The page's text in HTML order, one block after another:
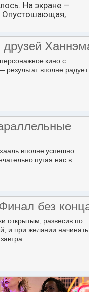
На экране —
Опустошающая,
кино с
вполне радует
вполне успешно
путая нас в
без
открытым, развесив по
и при желании начинать